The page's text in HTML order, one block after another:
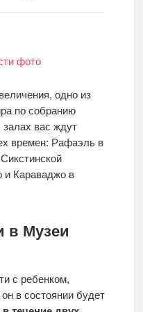
одно из
по собранию
залах вас ждут
времен: Рафаэль в
и Караваджо в
в Музеи
с ребенком,
он в состоянии будет